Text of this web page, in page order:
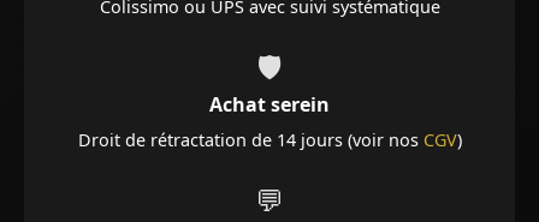
Colissimo ou UPS avec suivi systématique
🛡️
Achat serein
Droit de rétractation de 14 jours (voir nos CGV)
💬